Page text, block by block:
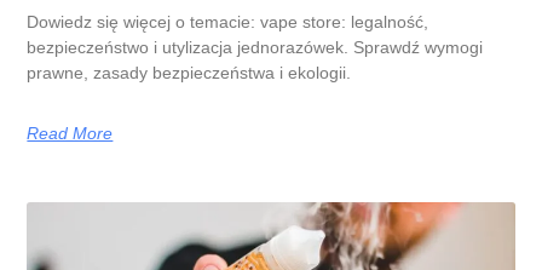
Dowiedz się więcej o temacie: vape store: legalność,
bezpieczeństwo i utylizacja jednorazówek. Sprawdź wymogi
prawne, zasady bezpieczeństwa i ekologii.
Read More